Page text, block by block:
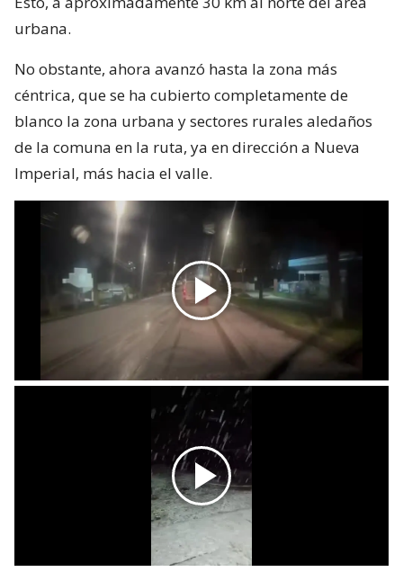
urbana.
No obstante, ahora avanzó hasta la zona más
céntrica, que se ha cubierto completamente de
blanco la zona urbana y sectores rurales aledaños
de la comuna en la ruta, ya en dirección a Nueva
Imperial, más hacia el valle.